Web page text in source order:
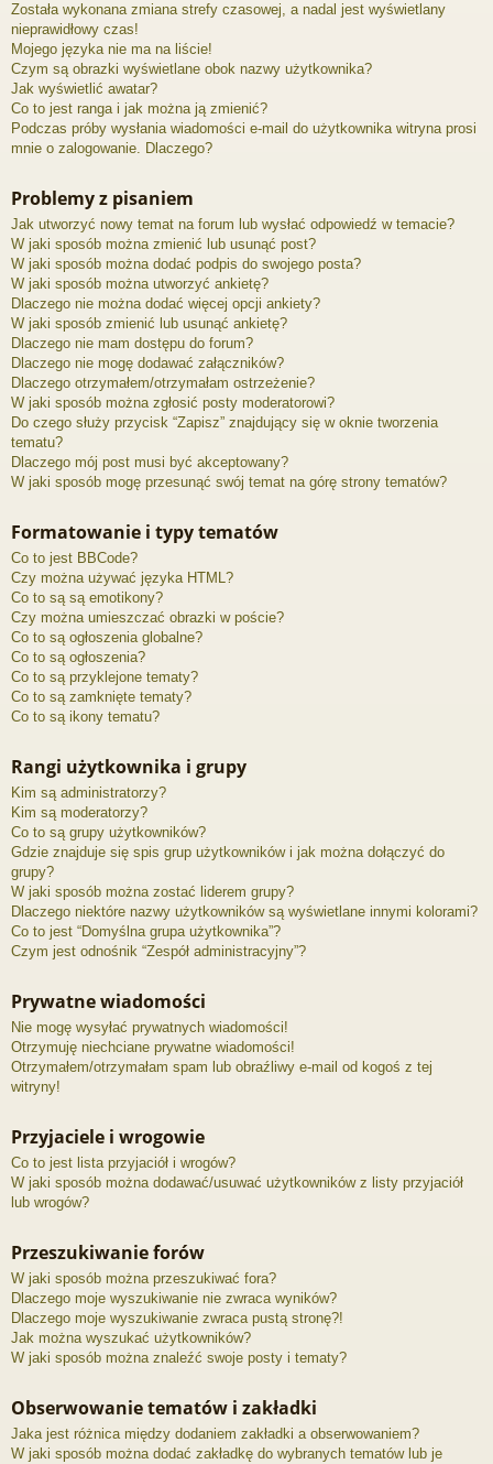
Została wykonana zmiana strefy czasowej, a nadal jest wyświetlany
nieprawidłowy czas!
Mojego języka nie ma na liście!
Czym są obrazki wyświetlane obok nazwy użytkownika?
Jak wyświetlić awatar?
Co to jest ranga i jak można ją zmienić?
Podczas próby wysłania wiadomości e-mail do użytkownika witryna prosi
mnie o zalogowanie. Dlaczego?
Problemy z pisaniem
Jak utworzyć nowy temat na forum lub wysłać odpowiedź w temacie?
W jaki sposób można zmienić lub usunąć post?
W jaki sposób można dodać podpis do swojego posta?
W jaki sposób można utworzyć ankietę?
Dlaczego nie można dodać więcej opcji ankiety?
W jaki sposób zmienić lub usunąć ankietę?
Dlaczego nie mam dostępu do forum?
Dlaczego nie mogę dodawać załączników?
Dlaczego otrzymałem/otrzymałam ostrzeżenie?
W jaki sposób można zgłosić posty moderatorowi?
Do czego służy przycisk “Zapisz” znajdujący się w oknie tworzenia
tematu?
Dlaczego mój post musi być akceptowany?
W jaki sposób mogę przesunąć swój temat na górę strony tematów?
Formatowanie i typy tematów
Co to jest BBCode?
Czy można używać języka HTML?
Co to są są emotikony?
Czy można umieszczać obrazki w poście?
Co to są ogłoszenia globalne?
Co to są ogłoszenia?
Co to są przyklejone tematy?
Co to są zamknięte tematy?
Co to są ikony tematu?
Rangi użytkownika i grupy
Kim są administratorzy?
Kim są moderatorzy?
Co to są grupy użytkowników?
Gdzie znajduje się spis grup użytkowników i jak można dołączyć do
grupy?
W jaki sposób można zostać liderem grupy?
Dlaczego niektóre nazwy użytkowników są wyświetlane innymi kolorami?
Co to jest “Domyślna grupa użytkownika”?
Czym jest odnośnik “Zespół administracyjny”?
Prywatne wiadomości
Nie mogę wysyłać prywatnych wiadomości!
Otrzymuję niechciane prywatne wiadomości!
Otrzymałem/otrzymałam spam lub obraźliwy e-mail od kogoś z tej
witryny!
Przyjaciele i wrogowie
Co to jest lista przyjaciół i wrogów?
W jaki sposób można dodawać/usuwać użytkowników z listy przyjaciół
lub wrogów?
Przeszukiwanie forów
W jaki sposób można przeszukiwać fora?
Dlaczego moje wyszukiwanie nie zwraca wyników?
Dlaczego moje wyszukiwanie zwraca pustą stronę?!
Jak można wyszukać użytkowników?
W jaki sposób można znaleźć swoje posty i tematy?
Obserwowanie tematów i zakładki
Jaka jest różnica między dodaniem zakładki a obserwowaniem?
W jaki sposób można dodać zakładkę do wybranych tematów lub je